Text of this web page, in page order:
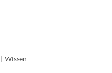
| Wissen